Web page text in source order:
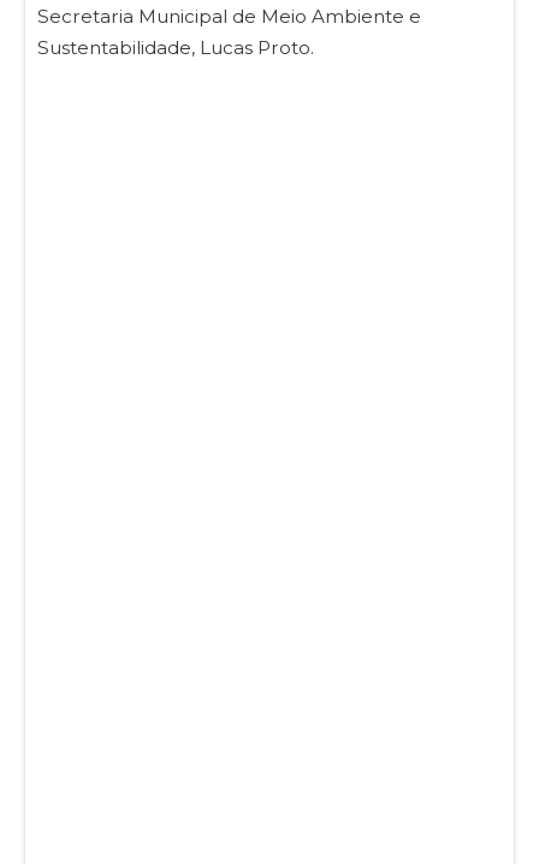
Secretaria Municipal de Meio Ambiente e
Sustentabilidade, Lucas Proto.